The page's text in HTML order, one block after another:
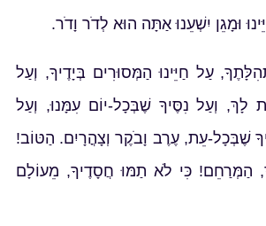
וּמָגֵן יִשְׁעֵנוּ אַתָּה הוּא לְדֹר וָדֹר.
עַל חַיֵּינוּ הַמְּסוּרִים בְּיָדֶיךָ, וְעַל
לָךְ, וְעַל נִסֶּיךָ שֶׁבְּכָל-יוֹם עִמָּנוּ, וְעַל
שֶׁבְּכָל-עֵת, עֶרֶב וָבֹקֶר וְצָהֳרָיִם. הַטּוֹב!
הַמְּרַחֵם! כִּי לֹא תַמּוּ חֲסָדֶיךָ, מֵעוֹלָם